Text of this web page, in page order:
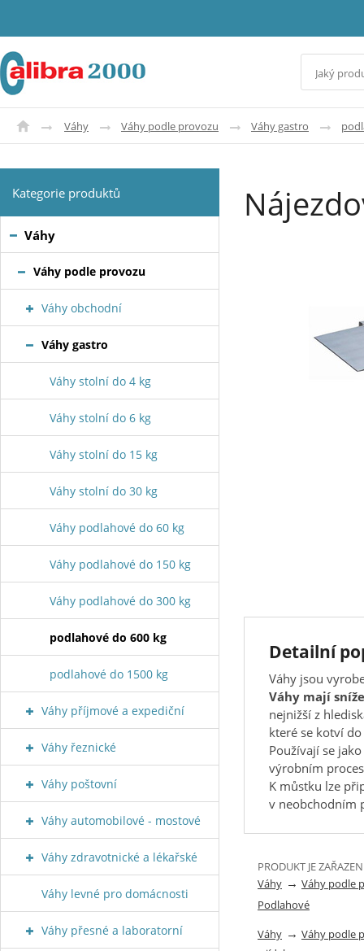
Váhy Váhy podle provozu Váhy gastro
Detailní
Váhy jsou
Váhy mají
nejnižší z
které se kotví
Používají se
výrobním
K můstku lze
v neobchodním
PRODUKT JE
Váhy → Váhy podle
Podlahové
Váhy → Váhy podle
Kategorie produktů
Váhy
Váhy podle provozu
Váhy obchodní
Váhy gastro
Váhy stolní do 4 kg
Váhy stolní do 6 kg
Váhy stolní do 15 kg
Váhy stolní do 30 kg
Váhy podlahové do 60 kg
Váhy podlahové do 150 kg
Váhy podlahové do 300 kg
podlahové do 600 kg
podlahové do 1500 kg
Váhy příjmové a expediční
Váhy řeznické
Váhy poštovní
Váhy automobilové - mostové
Váhy zdravotnické a lékařské
Váhy levné pro domácnosti
Váhy přesné a laboratorní